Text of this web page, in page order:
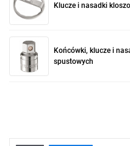
Klucze i nasadki
Końcówki, klucze i
spustowych